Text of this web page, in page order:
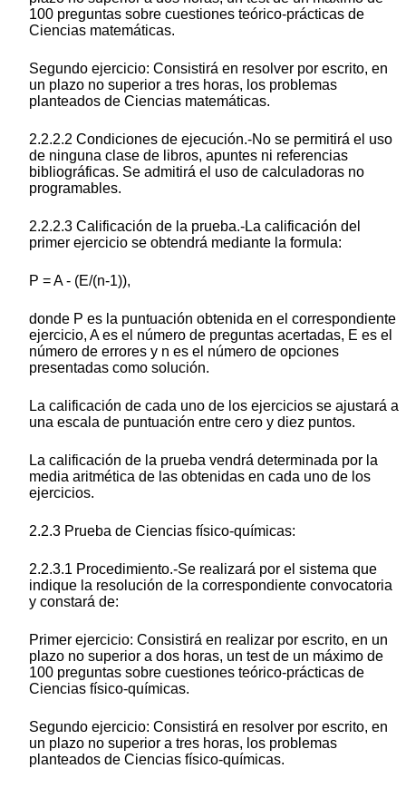
100 preguntas sobre cuestiones teórico-prácticas de
Ciencias matemáticas.
Segundo ejercicio: Consistirá en resolver por escrito, en
un plazo no superior a tres horas, los problemas
planteados de Ciencias matemáticas.
2.2.2.2 Condiciones de ejecución.-No se permitirá el uso
de ninguna clase de libros, apuntes ni referencias
bibliográficas. Se admitirá el uso de calculadoras no
programables.
2.2.2.3 Calificación de la prueba.-La calificación del
primer ejercicio se obtendrá mediante la formula:
P = A - (E/(n-1)),
donde P es la puntuación obtenida en el correspondiente
ejercicio, A es el número de preguntas acertadas, E es el
número de errores y n es el número de opciones
presentadas como solución.
La calificación de cada uno de los ejercicios se ajustará a
una escala de puntuación entre cero y diez puntos.
La calificación de la prueba vendrá determinada por la
media aritmética de las obtenidas en cada uno de los
ejercicios.
2.2.3 Prueba de Ciencias físico-químicas:
2.2.3.1 Procedimiento.-Se realizará por el sistema que
indique la resolución de la correspondiente convocatoria
y constará de:
Primer ejercicio: Consistirá en realizar por escrito, en un
plazo no superior a dos horas, un test de un máximo de
100 preguntas sobre cuestiones teórico-prácticas de
Ciencias físico-químicas.
Segundo ejercicio: Consistirá en resolver por escrito, en
un plazo no superior a tres horas, los problemas
planteados de Ciencias físico-químicas.